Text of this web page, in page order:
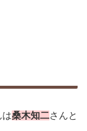
は桑木知二さんと